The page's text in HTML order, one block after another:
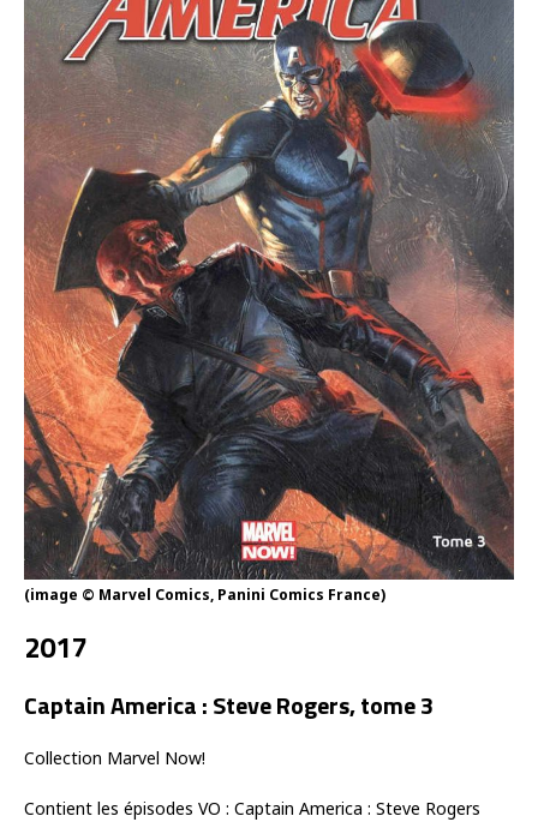
(image © Marvel Comics, Panini Comics France)
2017
Captain America : Steve Rogers, tome 3
Collection Marvel Now!
Contient les épisodes VO : Captain America : Steve Rogers